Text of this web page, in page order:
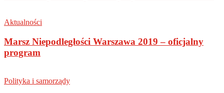
Aktualności
Marsz Niepodległości Warszawa 2019 – oficjalny
program
Polityka i samorządy